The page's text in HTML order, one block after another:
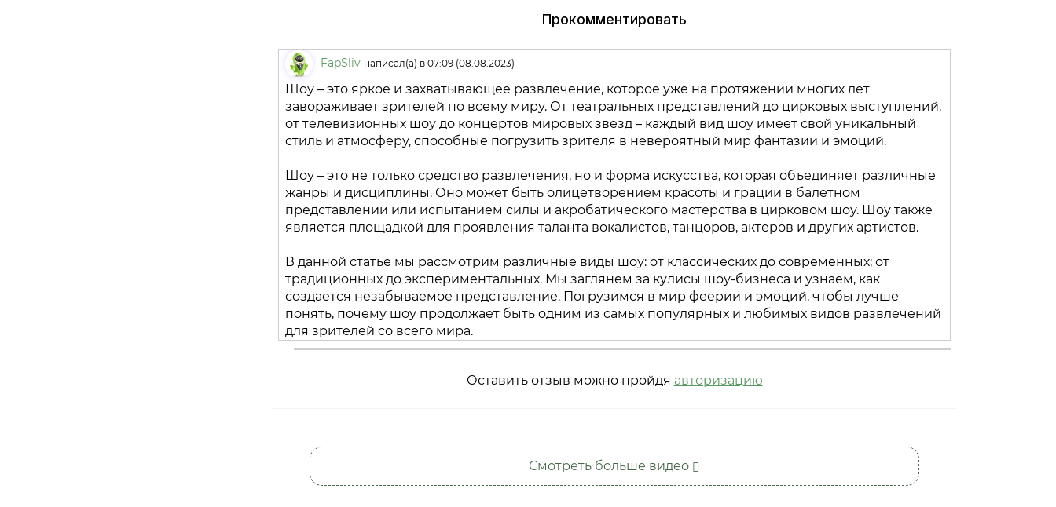
Прокомментировать
FapSliv написал(а) в 07:09 (08.08.2023)
Шоу – это яркое и захватывающее развлечение, которое уже на протяжении многих лет
завораживает зрителей по всему миру. От театральных представлений до цирковых выступлений,
от телевизионных шоу до концертов мировых звезд – каждый вид шоу имеет свой уникальный
стиль и атмосферу, способные погрузить зрителя в невероятный мир фантазии и эмоций.
Шоу – это не только средство развлечения, но и форма искусства, которая объединяет различные
жанры и дисциплины. Оно может быть олицетворением красоты и грации в балетном
представлении или испытанием силы и акробатического мастерства в цирковом шоу. Шоу также
является площадкой для проявления таланта вокалистов, танцоров, актеров и других артистов.
В данной статье мы рассмотрим различные виды шоу: от классических до современных; от
традиционных до экспериментальных. Мы заглянем за кулисы шоу-бизнеса и узнаем, как
создается незабываемое представление. Погрузимся в мир феерии и эмоций, чтобы лучше
понять, почему шоу продолжает быть одним из самых популярных и любимых видов развлечений
для зрителей со всего мира.
Оставить отзыв можно пройдя авторизацию
Смотреть больше видео